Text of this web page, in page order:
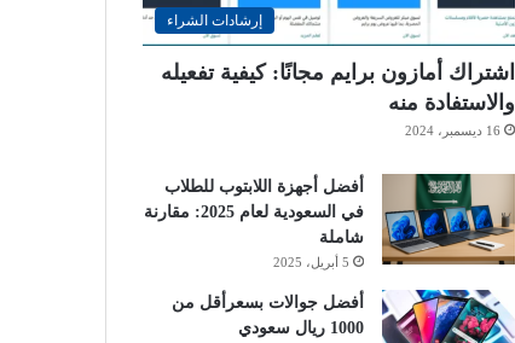
إرشادات الشراء
اشتراك أمازون برايم مجانًا: كيفية تفعيله
والاستفادة منه
16 ديسمبر، 2024
أفضل أجهزة اللابتوب للطلاب
في السعودية لعام 2025: مقارنة
شاملة
5 أبريل، 2025
أفضل جوالات بسعرأقل من
1000 ريال سعودي